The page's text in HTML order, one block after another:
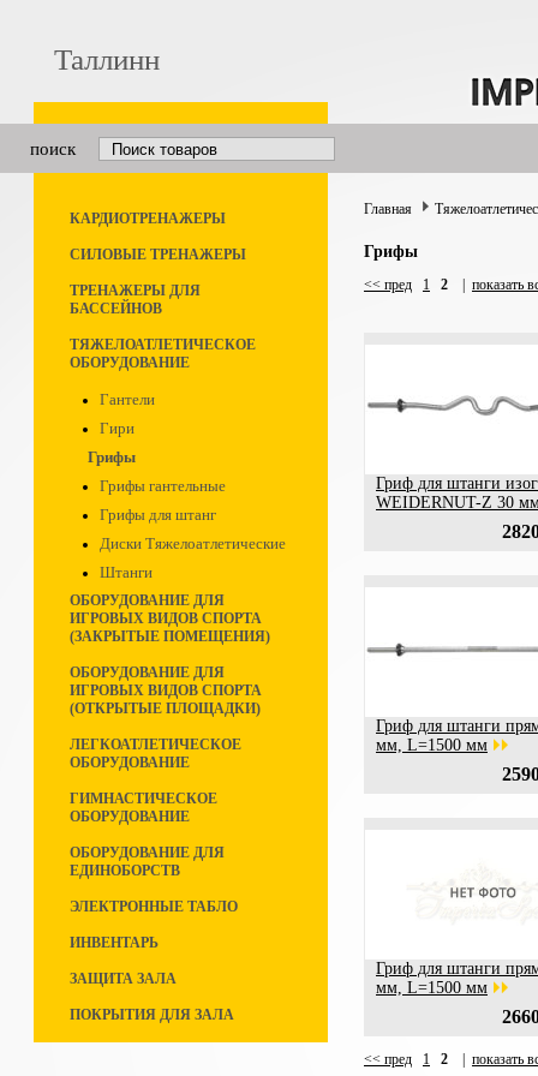
Таллинн
поиск
КАРДИОТРЕНАЖЕРЫ
СИЛОВЫЕ ТРЕНАЖЕРЫ
ТРЕНАЖЕРЫ ДЛЯ
БАССЕЙНОВ
ТЯЖЕЛОАТЛЕТИЧЕСКОЕ
ОБОРУДОВАНИЕ
Гантели
Гири
Грифы
Грифы гантельные
Грифы для штанг
Диски Тяжелоатлетические
Штанги
ОБОРУДОВАНИЕ ДЛЯ
ИГРОВЫХ ВИДОВ СПОРТА
(ЗАКРЫТЫЕ ПОМЕЩЕНИЯ)
ОБОРУДОВАНИЕ ДЛЯ
ИГРОВЫХ ВИДОВ СПОРТА
(ОТКРЫТЫЕ ПЛОЩАДКИ)
ЛЕГКОАТЛЕТИЧЕСКОЕ
ОБОРУДОВАНИЕ
ГИМНАСТИЧЕСКОЕ
ОБОРУДОВАНИЕ
ОБОРУДОВАНИЕ ДЛЯ
ЕДИНОБОРСТВ
ЭЛЕКТРОННЫЕ ТАБЛО
ИНВЕНТАРЬ
ЗАЩИТА ЗАЛА
ПОКРЫТИЯ ДЛЯ ЗАЛА
Главная
Грифы
<< пред 1 2 показать
Гриф для штанги
WEIDERNUT-Z 30
Гриф для штанги
мм, L=1500 мм
Гриф для штанги
мм, L=1500 мм
<< пред 1 2 показать